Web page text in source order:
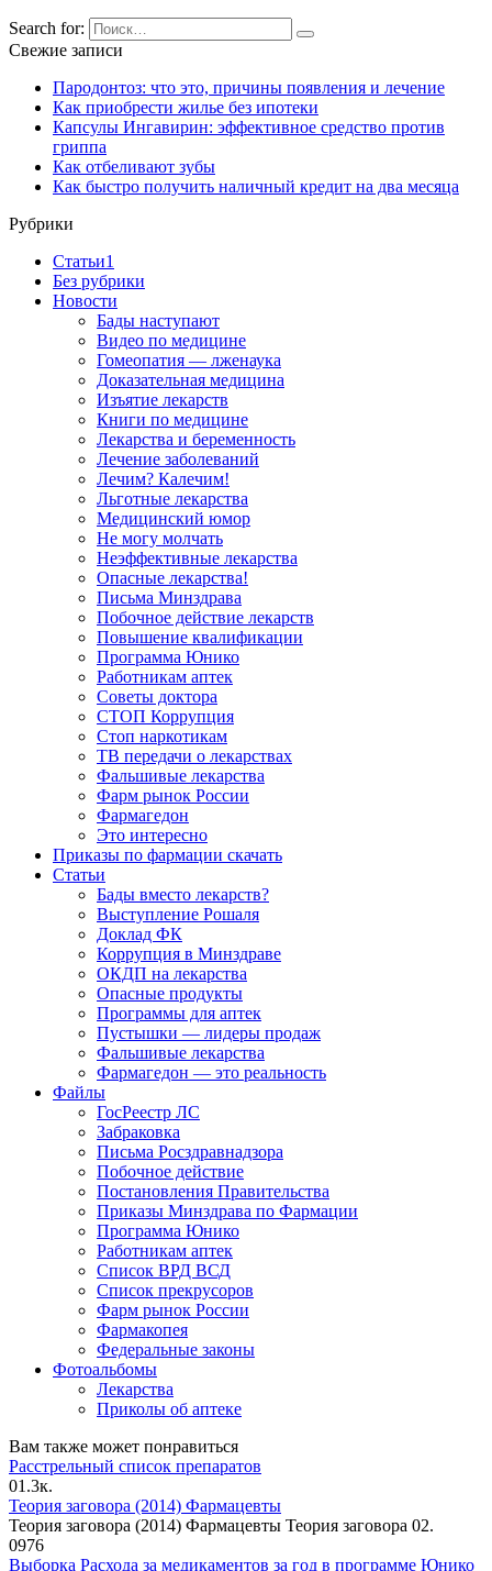
Search for:
Свежие записи
Пародонтоз: что это, причины появления и лечение
Как приобрести жилье без ипотеки
Капсулы Ингавирин: эффективное средство против
гриппа
Как отбеливают зубы
Как быстро получить наличный кредит на два месяца
Рубрики
Cтатьи1
Без рубрики
Новости
Бады наступают
Видео по медицине
Гомеопатия — лженаука
Доказательная медицина
Изъятие лекарств
Книги по медицине
Лекарства и беременность
Лечение заболеваний
Лечим? Калечим!
Льготные лекарства
Медицинский юмор
Не могу молчать
Неэффективные лекарства
Опасные лекарства!
Письма Минздрава
Побочное действие лекарств
Повышение квалификации
Программа Юнико
Работникам аптек
Советы доктора
СТОП Коррупция
Стоп наркотикам
ТВ передачи о лекарствах
Фальшивые лекарства
Фарм рынок России
Фармагедон
Это интересно
Приказы по фармации скачать
Статьи
Бады вместо лекарств?
Выступление Рошаля
Доклад ФК
Коррупция в Минздраве
ОКДП на лекарства
Опасные продукты
Программы для аптек
Пустышки — лидеры продаж
Фальшивые лекарства
Фармагедон — это реальность
Файлы
ГосРеестр ЛС
Забраковка
Письма Росздравнадзора
Побочное действие
Постановления Правительства
Приказы Минздрава по Фармации
Программа Юнико
Работникам аптек
Список ВРД ВСД
Список прекрусоров
Фарм рынок России
Фармакопея
Федеральные законы
Фотоальбомы
Лекарства
Приколы об аптеке
Вам также может понравиться
Расстрельный список препаратов
01.3к.
Теория заговора (2014) Фармацевты
Теория заговора (2014) Фармацевты Теория заговора 02.
0976
Выборка Расхода за медикаментов за год в программе Юнико